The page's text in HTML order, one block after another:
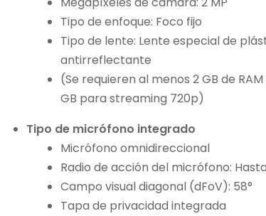
Tipo de enfoque: Foco fijo
Tipo de lente: Lente especial de
antirreflectante
(Se requieren al menos 2 GB de
GB para streaming 720p)
Tipo de micrófono integrado
Micrófono omnidireccional
Radio de acción del micrófono:
Campo visual diagonal (dFoV): 58°
Tapa de privacidad integrada